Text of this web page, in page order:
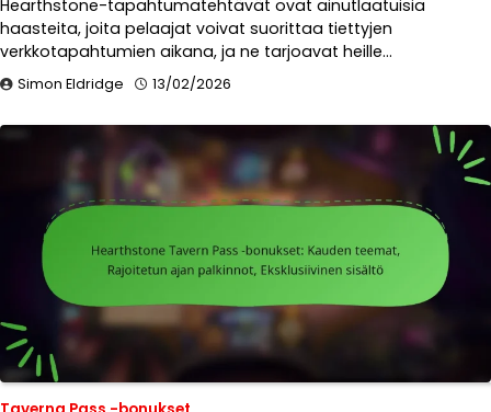
Hearthstone-tapahtumatehtävät ovat ainutlaatuisia
haasteita, joita pelaajat voivat suorittaa tiettyjen
verkkotapahtumien aikana, ja ne tarjoavat heille…
Simon Eldridge 13/02/2026